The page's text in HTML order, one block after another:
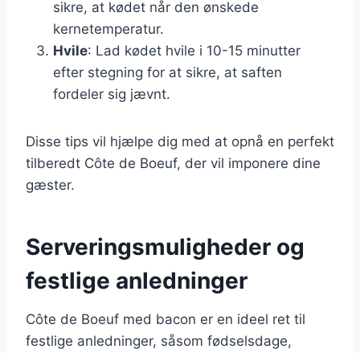
sikre, at kødet når den ønskede
kernetemperatur.
Hvile: Lad kødet hvile i 10-15 minutter
efter stegning for at sikre, at saften
fordeler sig jævnt.
Disse tips vil hjælpe dig med at opnå en perfekt
tilberedt Côte de Boeuf, der vil imponere dine
gæster.
Serveringsmuligheder og
festlige anledninger
Côte de Boeuf med bacon er en ideel ret til
festlige anledninger, såsom fødselsdage,